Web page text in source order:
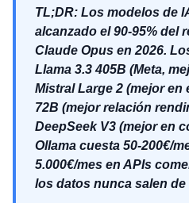
TL;DR: Los modelos de
alcanzado el 90-95% del
Claude Opus en 2026.
Llama 3.3 405B (Meta,
Mistral Large 2 (mejor en
72B (mejor relación
DeepSeek V3 (mejor en
Ollama cuesta 50-200€/
5.000€/mes en APIs
los datos nunca salen